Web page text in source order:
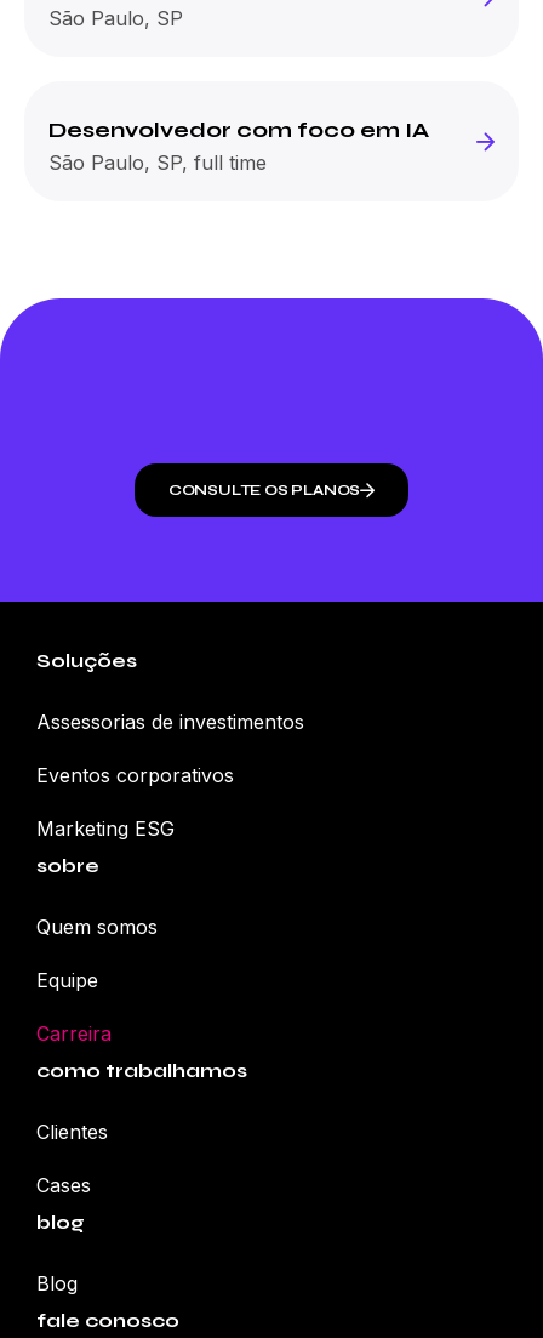
São Paulo, SP
Desenvolvedor com foco em IA
São Paulo, SP, full time
CONSULTE OS PLANOS
Soluções
Assessorias de investimentos
Eventos corporativos
Marketing ESG
sobre
Quem somos
Equipe
Carreira
como trabalhamos
Clientes
Cases
blog
Blog
fale conosco